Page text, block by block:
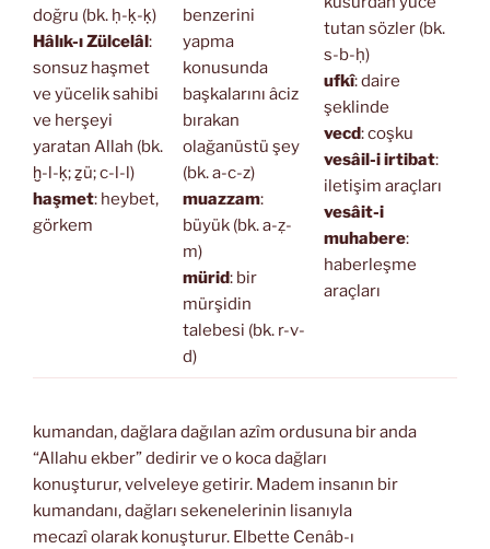
doğru (bk. ḥ-ḳ-ḳ)
Hâlık-ı Zülcelâl:
sonsuz haşmet
ve yücelik sahibi
ve herşeyi
yaratan Allah (bk.
ḫ-l-ḳ; ẕü; c-l-l)
haşmet: heybet,
görkem
benzerini
yapma
konusunda
başkalarını âciz
bırakan
olağanüstü şey
(bk. a-c-z)
muazzam:
büyük (bk. a-ẓ-
m)
mürid: bir
mürşidin
talebesi (bk. r-v-
d)
tutan sözler (bk.
s-b-ḥ)
ufkî: daire
şeklinde
vecd: coşku
vesâil-i irtibat:
iletişim araçları
vesâit-i
muhabere:
haberleşme
araçları
kumandan, dağlara dağılan azîm ordusuna bir anda
“Allahu ekber” dedirir ve o koca dağları
konuşturur, velveleye getirir. Madem insanın bir
kumandanı, dağları sekenelerinin lisanıyla
mecazî olarak konuşturur. Elbette Cenâb-ı